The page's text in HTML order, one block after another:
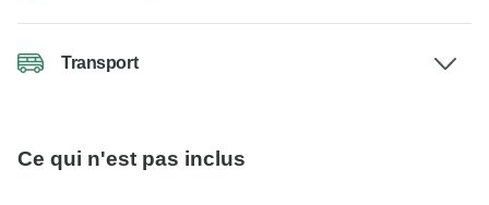
Transport
Ce qui n'est pas inclus